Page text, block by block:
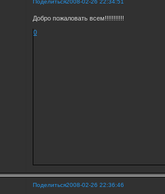
Добро пожаловать всем!!!!!!!!!!!
0
Поделиться2008-02-26 22:36:46